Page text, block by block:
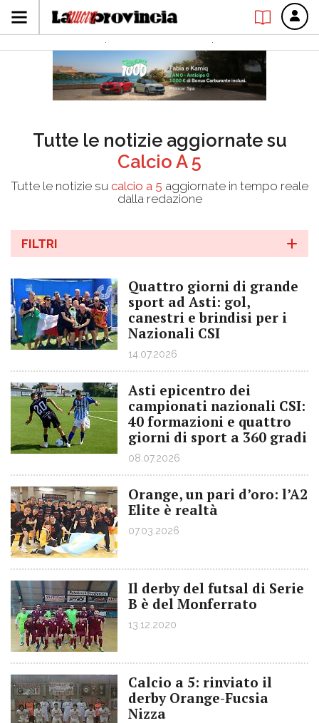
Tutte le notizie aggiornate su
Calcio A 5
Tutte le notizie su calcio a 5 aggiornate in tempo reale
dalla redazione
FILTRI
Quattro giorni di grande
sport ad Asti: gol,
canestri e brindisi per i
Nazionali CSI
14.07.2026
Asti epicentro dei
campionati nazionali CSI:
40 formazioni e quattro
giorni di sport a 360 gradi
08.07.2026
Orange, un pari d’oro: l’A2
Elite è realtà
07.03.2026
Il derby del futsal di Serie
B è del Monferrato
13.12.2020
Calcio a 5: rinviato il
derby Orange-Fucsia
Nizza